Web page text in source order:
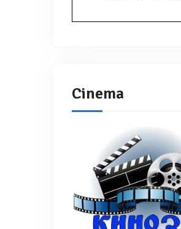
Cinema